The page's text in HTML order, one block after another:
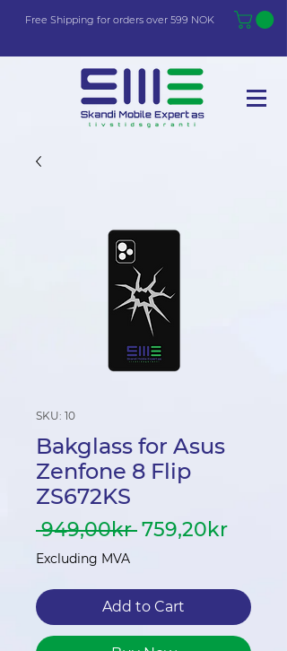
Free Shipping for orders over 599 NOK
SKU: 10
Bakglass for Asus
Zenfone 8 Flip
ZS672KS
949,00kr Regular
759,20krSale
Excluding MVA
Add to Cart